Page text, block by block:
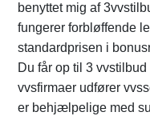
benyttet mig af
fungerer forbløffende
standardprisen i
Du får op til 3
vvsfirmaer udfører
er behjælpelige med